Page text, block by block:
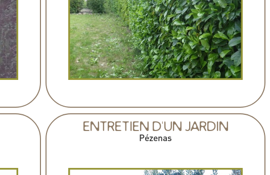
ENTRETIEN D'UN JARDIN
Pézenas